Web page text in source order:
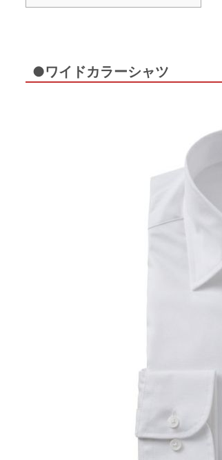
●ワイドカラーシャツ